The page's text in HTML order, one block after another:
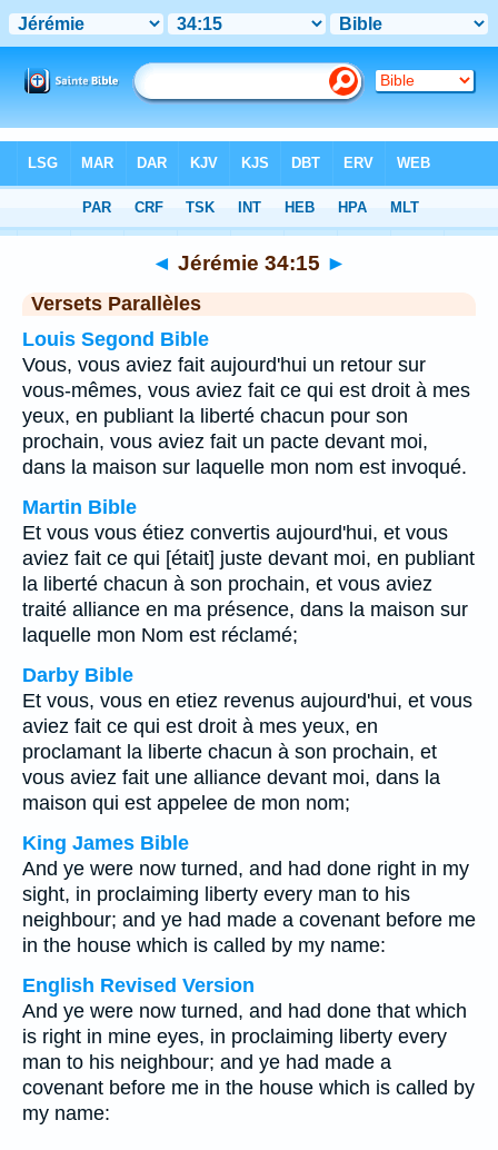
Chapitre 34 > Verset 15
◄ Jérémie 34:15 ►
Versets Parallèles
Louis Segond Bible
Vous, vous aviez fait aujourd'hui un retour sur
vous-mêmes, vous aviez fait ce qui est droit à mes
yeux, en publiant la liberté chacun pour son
prochain, vous aviez fait un pacte devant moi,
dans la maison sur laquelle mon nom est invoqué.
Martin Bible
Et vous vous étiez convertis aujourd'hui, et vous
aviez fait ce qui [était] juste devant moi, en publiant
la liberté chacun à son prochain, et vous aviez
traité alliance en ma présence, dans la maison sur
laquelle mon Nom est réclamé;
Darby Bible
Et vous, vous en etiez revenus aujourd'hui, et vous
aviez fait ce qui est droit à mes yeux, en
proclamant la liberte chacun à son prochain, et
vous aviez fait une alliance devant moi, dans la
maison qui est appelee de mon nom;
King James Bible
And ye were now turned, and had done right in my
sight, in proclaiming liberty every man to his
neighbour; and ye had made a covenant before me
in the house which is called by my name:
English Revised Version
And ye were now turned, and had done that which
is right in mine eyes, in proclaiming liberty every
man to his neighbour; and ye had made a
covenant before me in the house which is called by
my name: